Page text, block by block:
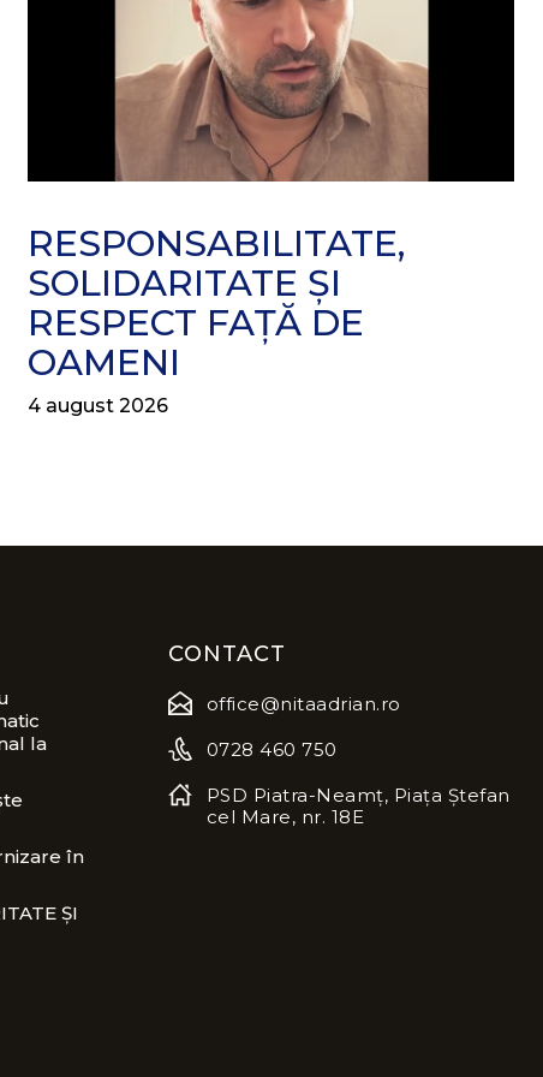
RESPONSABILITATE,
SOLIDARITATE ȘI
RESPECT FAȚĂ DE
OAMENI
4 august 2026
la
în
ȘI
CONTACT
office@nitaadrian.ro
0728 460 750
PSD Piatra-Neamț, Piața Ștefan
cel Mare, nr. 18E